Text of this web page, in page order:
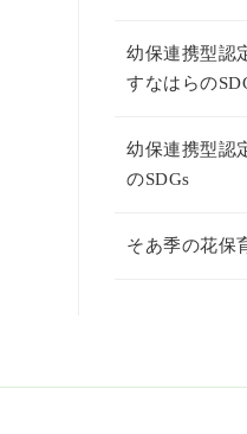
幼保連携型認
すなはらの
幼保連携型認
のSDGs
そあ季の花保